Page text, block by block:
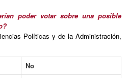
poder votar sobre una posible
Políticas y de la Administración,
No